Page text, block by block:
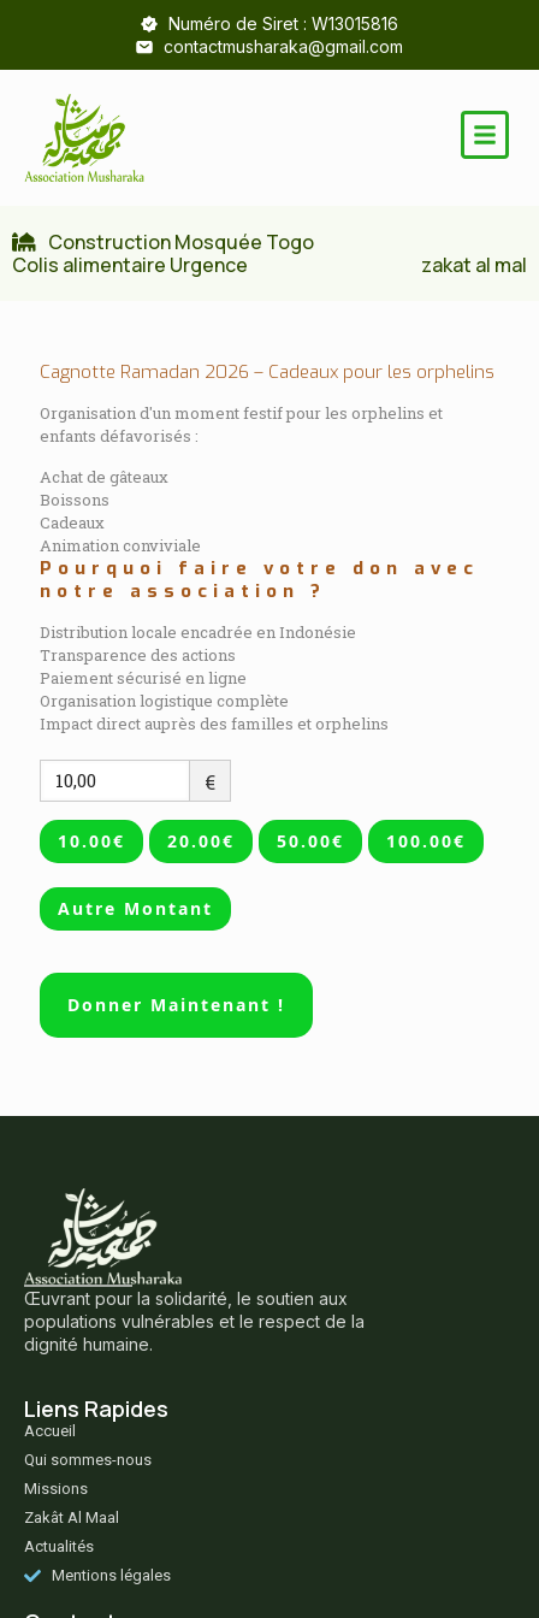
Numéro de Siret : W13015816
contactmusharaka@gmail.com
Construction Mosquée Togo
Colis alimentaire Urgence
zakat al mal
Cagnotte Ramadan 2026 – Cadeaux pour les orphelins
Organisation d'un moment festif pour les orphelins et
enfants défavorisés :
Achat de gâteaux
Boissons
Cadeaux
Animation conviviale
Pourquoi faire votre don avec
notre association ?
Distribution locale encadrée en Indonésie
Transparence des actions
Paiement sécurisé en ligne
Organisation logistique complète
Impact direct auprès des familles et orphelins
€
10.00€ 20.00€ 50.00€ 100.00€
Autre Montant
Donner Maintenant !
Œuvrant pour la solidarité, le soutien aux
populations vulnérables et le respect de la
dignité humaine.
Liens Rapides
Accueil
Qui sommes-nous
Missions
Zakât Al Maal
Actualités
Mentions légales